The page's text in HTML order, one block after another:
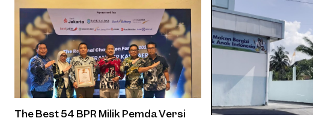
The Best 54 BPR Milik Pemda Versi